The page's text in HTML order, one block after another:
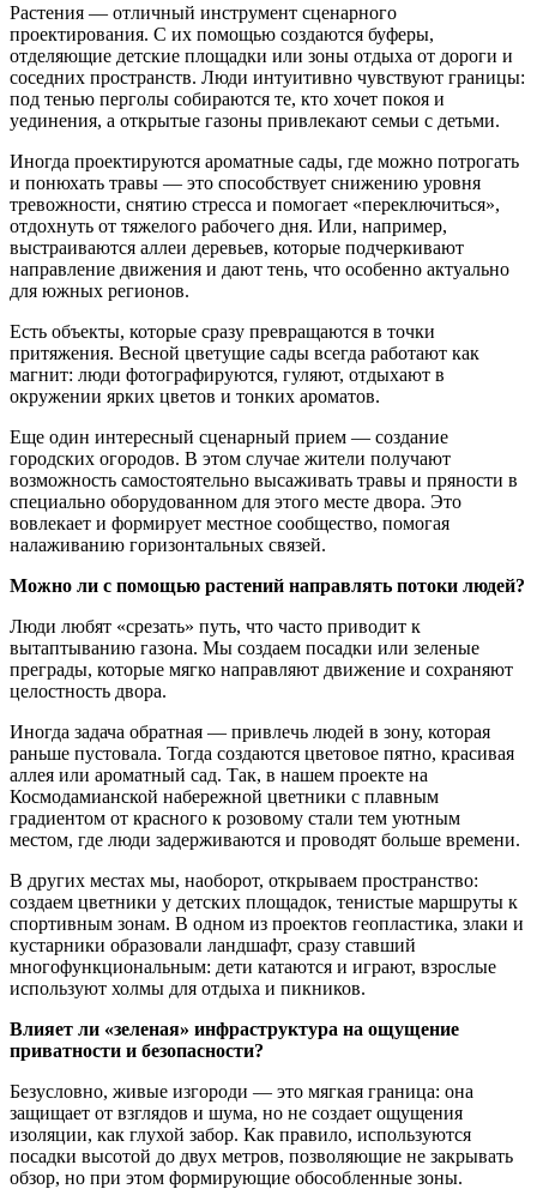
Растения — отличный инструмент сценарного
проектирования. С их помощью создаются буферы,
отделяющие детские площадки или зоны отдыха от дороги и
соседних пространств. Люди интуитивно чувствуют границы:
под тенью перголы собираются те, кто хочет покоя и
уединения, а открытые газоны привлекают семьи с детьми.
Иногда проектируются ароматные сады, где можно потрогать
и понюхать травы — это способствует снижению уровня
тревожности, снятию стресса и помогает «переключиться»,
отдохнуть от тяжелого рабочего дня. Или, например,
выстраиваются аллеи деревьев, которые подчеркивают
направление движения и дают тень, что особенно актуально
для южных регионов.
Есть объекты, которые сразу превращаются в точки
притяжения. Весной цветущие сады всегда работают как
магнит: люди фотографируются, гуляют, отдыхают в
окружении ярких цветов и тонких ароматов.
Еще один интересный сценарный прием — создание
городских огородов. В этом случае жители получают
возможность самостоятельно высаживать травы и пряности в
специально оборудованном для этого месте двора. Это
вовлекает и формирует местное сообщество, помогая
налаживанию горизонтальных связей.
Можно ли с помощью растений направлять потоки людей?
Люди любят «срезать» путь, что часто приводит к
вытаптыванию газона. Мы создаем посадки или зеленые
преграды, которые мягко направляют движение и сохраняют
целостность двора.
Иногда задача обратная — привлечь людей в зону, которая
раньше пустовала. Тогда создаются цветовое пятно, красивая
аллея или ароматный сад. Так, в нашем проекте на
Космодамианской набережной цветники с плавным
градиентом от красного к розовому стали тем уютным
местом, где люди задерживаются и проводят больше времени.
В других местах мы, наоборот, открываем пространство:
создаем цветники у детских площадок, тенистые маршруты к
спортивным зонам. В одном из проектов геопластика, злаки и
кустарники образовали ландшафт, сразу ставший
многофункциональным: дети катаются и играют, взрослые
используют холмы для отдыха и пикников.
Влияет ли «зеленая» инфраструктура на ощущение
приватности и безопасности?
Безусловно, живые изгороди — это мягкая граница: она
защищает от взглядов и шума, но не создает ощущения
изоляции, как глухой забор. Как правило, используются
посадки высотой до двух метров, позволяющие не закрывать
обзор, но при этом формирующие обособленные зоны.